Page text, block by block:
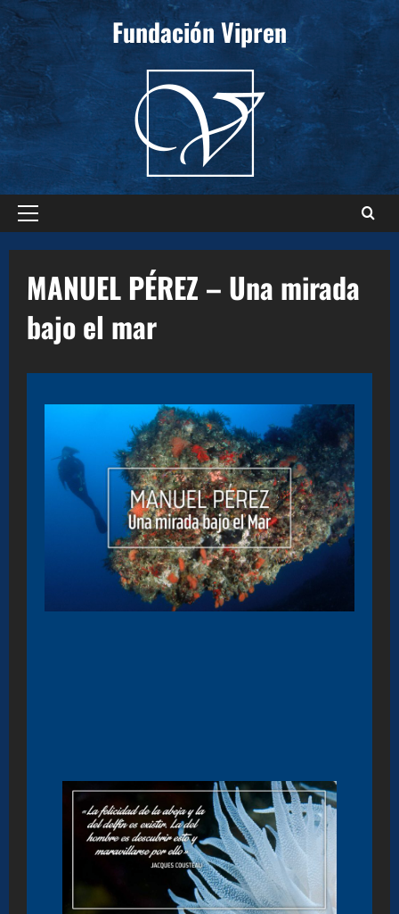
Saltar
al
contenido
Fundación Vipren
Menú
MANUEL PÉREZ – Una mirada
bajo el mar